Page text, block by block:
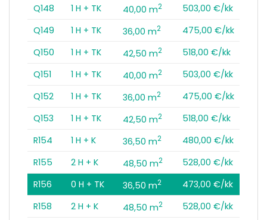
Q148
1 H + TK 40,00 m2
503,00 €/kk
Q149
1 H + TK 36,00 m2
475,00 €/kk
Q150
1 H + TK 42,50 m2
518,00 €/kk
Q151
1 H + TK 40,00 m2
503,00 €/kk
Q152
1 H + TK 36,00 m2
475,00 €/kk
Q153
1 H + TK 42,50 m2
518,00 €/kk
R154
1 H + K 36,50 m2
480,00 €/kk
R155
2 H + K 48,50 m2
528,00 €/kk
R156
0 H + TK 36,50 m2
473,00 €/kk
R158
2 H + K 48,50 m2
528,00 €/kk